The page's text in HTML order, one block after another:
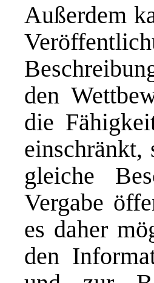
Außerdem
den
die
gleiche
Vergabe
es daher
den